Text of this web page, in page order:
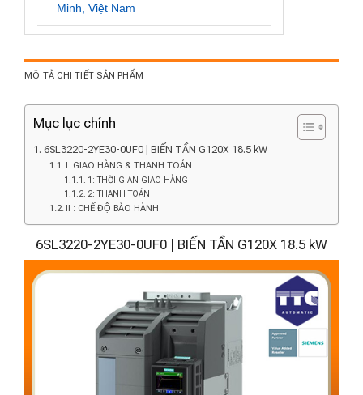
Minh, Việt Nam
MÔ TẢ CHI TIẾT SẢN PHẨM
Mục lục chính
6SL3220-2YE30-0UF0 | BIẾN TẦN G120X 18.5 kW
I: GIAO HÀNG & THANH TOÁN
1: THỜI GIAN GIAO HÀNG
2: THANH TOÁN
II : CHẾ ĐỘ BẢO HÀNH
6SL3220-2YE30-0UF0 | BIẾN TẦN G120X 18.5 kW